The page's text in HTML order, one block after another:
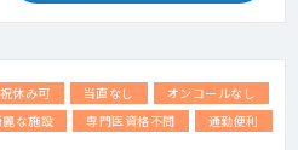
災等の書類補助有
休み可 当直なし
オンコールなし
麗な施設 専門医資格不問 通勤便利